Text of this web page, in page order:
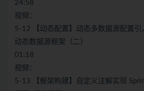
24:58
视频：
5-12 【动态配置】动态多数据源配置引
动态数据源框架（二）
01:18
视频：
5-13 【框架构建】自定义注解实现